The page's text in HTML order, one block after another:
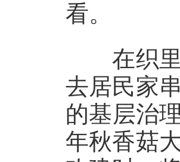
看。
在织里
去居民家
的基层治
年秋香菇